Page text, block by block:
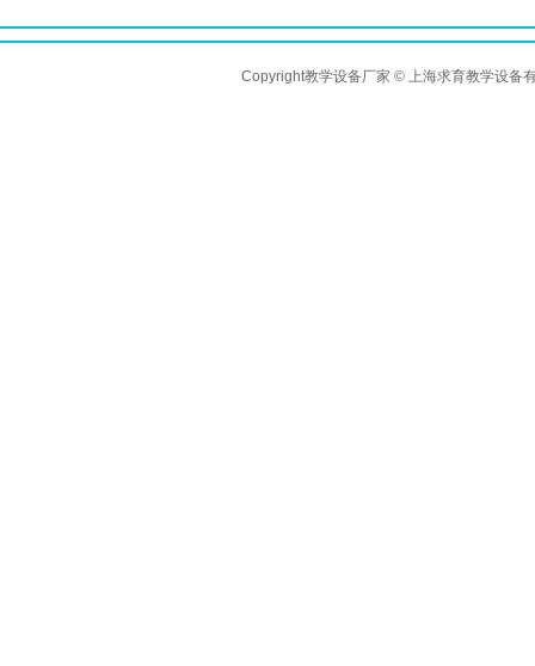
Copyright教学设备厂家 © 上海求育教学设备